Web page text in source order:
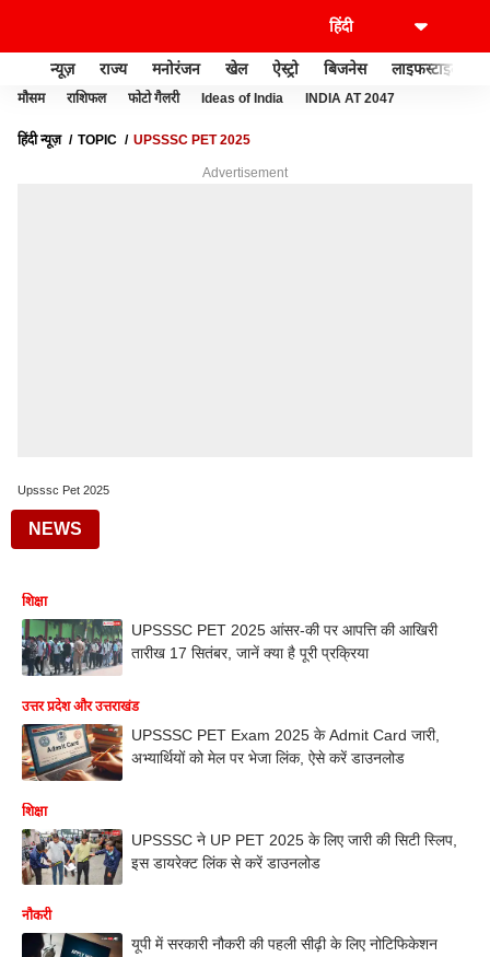
न्यूज़ राज्य मनोरंजन खेल ऐस्ट्रो बिजनेस लाइफस्टाइल
मौसम राशिफल फोटो गैलरी Ideas of India INDIA AT 2047
हिंदी न्यूज़ TOPIC UPSSSC PET 2025
Advertisement
Upsssc Pet 2025
NEWS
शिक्षा
UPSSSC PET 2025 आंसर-की पर आपत्ति की आखिरी
तारीख 17 सितंबर, जानें क्‍या है पूरी प्रक्रिया
उत्तर प्रदेश और उत्तराखंड
UPSSSC PET Exam 2025 के Admit Card जारी,
अभ्यार्थियों को मेल पर भेजा लिंक, ऐसे करें डाउनलोड
शिक्षा
UPSSSC ने UP PET 2025 के लिए जारी की सिटी स्लिप,
इस डायरेक्ट लिंक से करें डाउनलोड
नौकरी
यूपी में सरकारी नौकरी की पहली सीढ़ी के लिए नोटिफिकेशन